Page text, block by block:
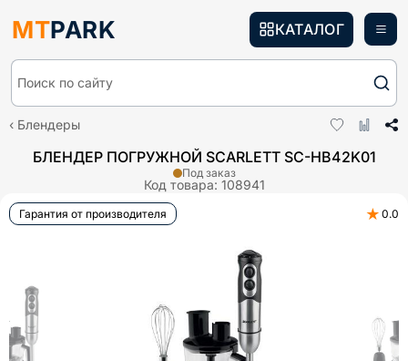
MTPARK
Поиск по сайту
КАТАЛОГ
Блендеры
БЛЕНДЕР ПОГРУЖНОЙ SCARLETT SC-HB42K01
Код товара: 108941
Под заказ
Гарантия от производителя ★ 0.0